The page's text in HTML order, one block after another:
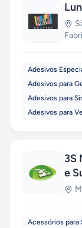
Adesivos
Adesivos para
Adesivos para
Adesivos para
3S
e
Acessórios para